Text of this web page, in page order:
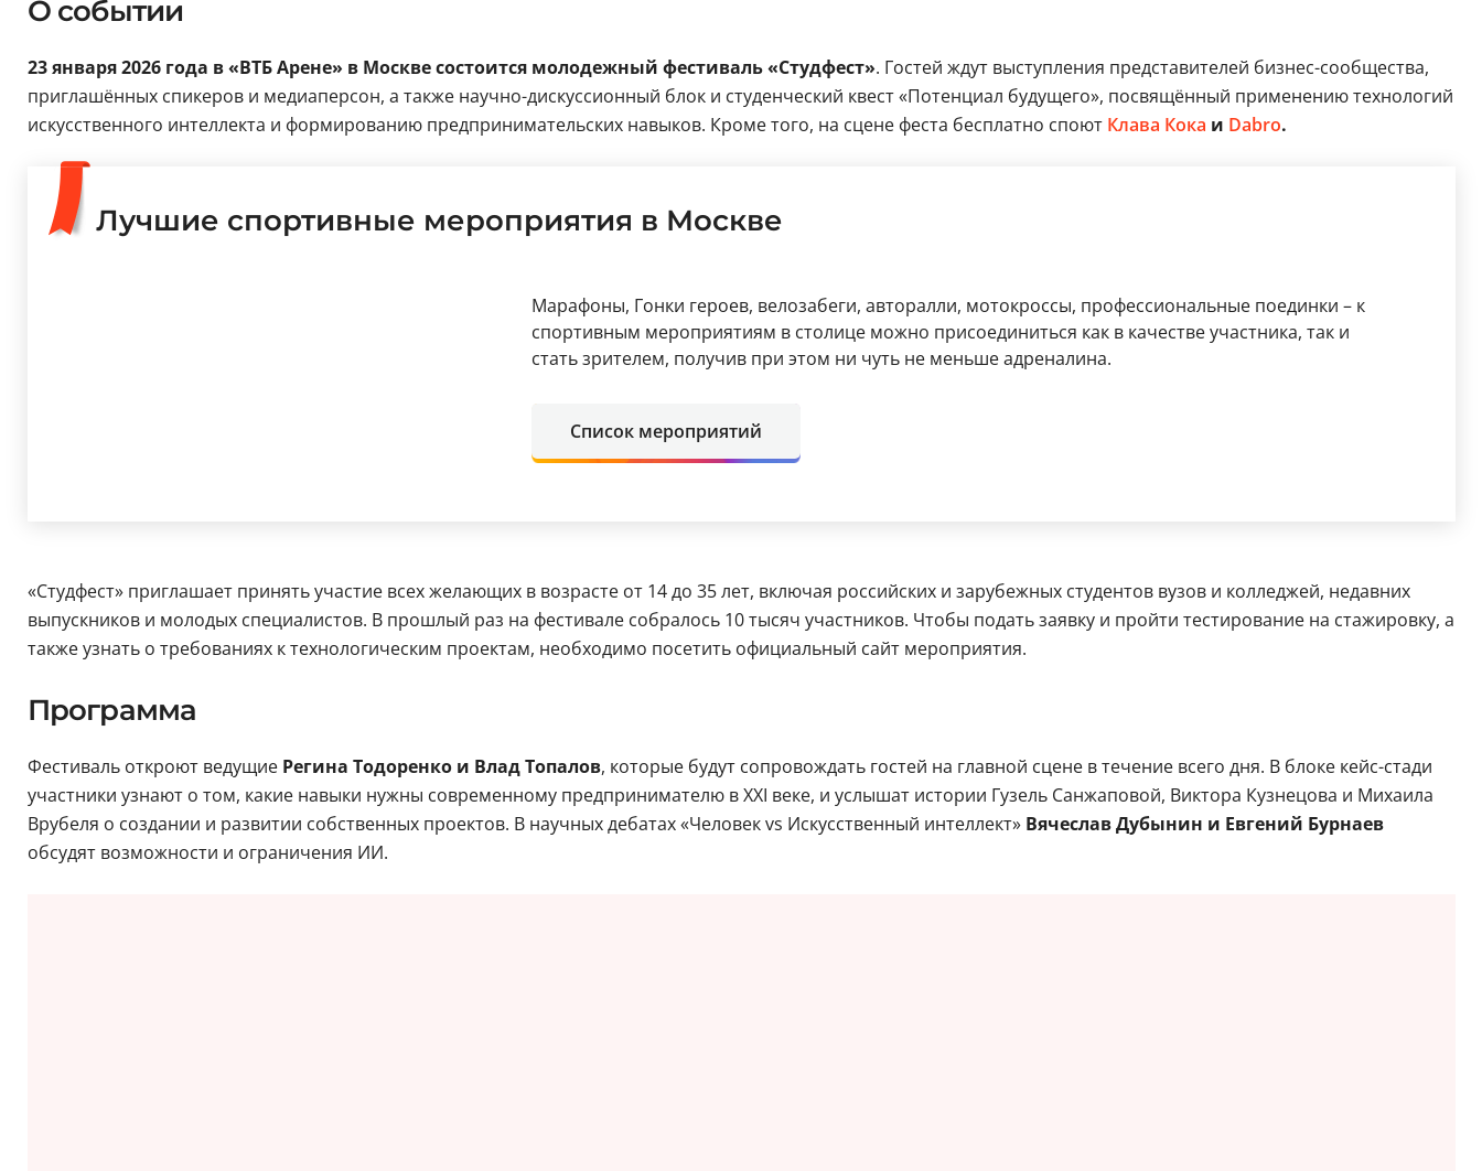
О событии
23 января 2026 года в «ВТБ Арене» в Москве состоится молодежный фестиваль «Студфест». Гостей ждут выступления представителей бизнес-сообщества,
приглашённых спикеров и медиаперсон, а также научно-дискуссионный блок и студенческий квест «Потенциал будущего», посвящённый применению технологий
искусственного интеллекта и формированию предпринимательских навыков. Кроме того, на сцене феста бесплатно споют Клава Кока и Dabro.
Лучшие спортивные мероприятия в Москве
Марафоны, Гонки героев, велозабеги, авторалли, мотокроссы, профессиональные поединки – к
спортивным мероприятиям в столице можно присоединиться как в качестве участника, так и
стать зрителем, получив при этом ни чуть не меньше адреналина.
Список мероприятий
«Студфест» приглашает принять участие всех желающих в возрасте от 14 до 35 лет, включая российских и зарубежных студентов вузов и колледжей, недавних
выпускников и молодых специалистов. В прошлый раз на фестивале собралось 10 тысяч участников. Чтобы подать заявку и пройти тестирование на стажировку, а
также узнать о требованиях к технологическим проектам, необходимо посетить официальный сайт мероприятия.